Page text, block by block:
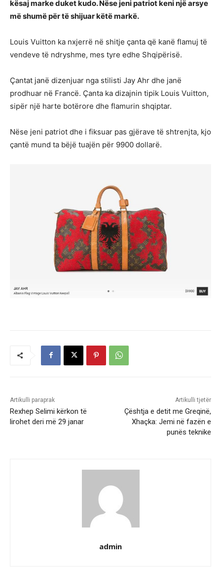
kësaj marke duket kudo. Nëse jeni patriot keni një arsye
më shumë për të shijuar këtë markë.
Louis Vuitton ka nxjerrë në shitje çanta që kanë flamuj të
vendeve të ndryshme, mes tyre edhe Shqipërisë.
Çantat janë dizenjuar nga stilisti Jay Ahr dhe janë
prodhuar në Francë. Çanta ka dizajnin tipik Louis Vuitton,
sipër një harte botërore dhe flamurin shqiptar.
Nëse jeni patriot dhe i fiksuar pas gjërave të shtrenjta, kjo
çantë mund ta bëjë tuajën për 9900 dollarë.
Artikulli paraprak
Rexhep Selimi kërkon të
lirohet deri më 29 janar
Artikulli tjetër
Çështja e detit me Greqinë,
Xhaçka: Jemi në fazën e
punës teknike
admin